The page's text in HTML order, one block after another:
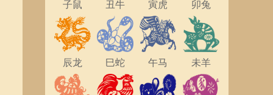
子鼠 丑牛 寅虎 卯兔
辰龙 巳蛇 午马 未羊